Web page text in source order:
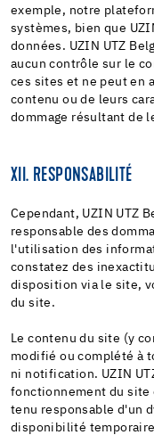
exemple, notre
systèmes, bien que
données. UZIN UTZ
aucun contrôle sur le
ces sites et ne peut en
contenu ou de leurs
dommage résultant de
XII. RESPONSABILITÉ
Cependant, UZIN UTZ
responsable des
l'utilisation des
constatez des
disposition via le site,
du site.
Le contenu du site (y
modifié ou complété à
ni notification. UZIN
fonctionnement du site
tenu responsable d'un
disponibilité